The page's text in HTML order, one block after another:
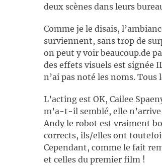
deux scènes dans leurs
Comme je le disais,
surviennent, sans trop de
on peut y voir beaucoup.de
des effets visuels est signée
n’ai pas noté les noms.
L’acting est OK, Cailee
m’a-t-il semblé, elle n’arrive
Andy le robot est vraiment
corrects, ils/elles ont
Cependant, comme le fait
et celles du premier film !